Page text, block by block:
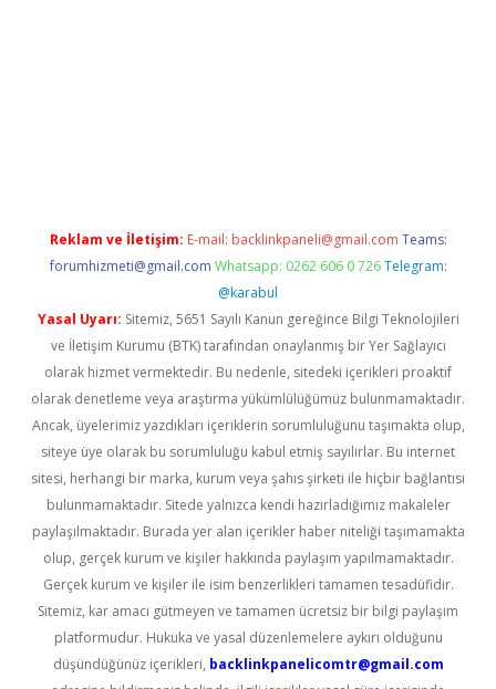
Reklam ve İletişim: E-mail: backlinkpaneli@gmail.com Teams:
forumhizmeti@gmail.com Whatsapp: 0262 606 0 726 Telegram:
@karabul
Yasal Uyarı: Sitemiz, 5651 Sayılı Kanun gereğince Bilgi Teknolojileri
ve İletişim Kurumu (BTK) tarafından onaylanmış bir Yer Sağlayıcı
olarak hizmet vermektedir. Bu nedenle, sitedeki içerikleri proaktif
olarak denetleme veya araştırma yükümlülüğümüz bulunmamaktadır.
Ancak, üyelerimiz yazdıkları içeriklerin sorumluluğunu taşımakta olup,
siteye üye olarak bu sorumluluğu kabul etmiş sayılırlar. Bu internet
sitesi, herhangi bir marka, kurum veya şahıs şirketi ile hiçbir bağlantısı
bulunmamaktadır. Sitede yalnızca kendi hazırladığımız makaleler
paylaşılmaktadır. Burada yer alan içerikler haber niteliği taşımamakta
olup, gerçek kurum ve kişiler hakkında paylaşım yapılmamaktadır.
Gerçek kurum ve kişiler ile isim benzerlikleri tamamen tesadüfidir.
Sitemiz, kar amacı gütmeyen ve tamamen ücretsiz bir bilgi paylaşım
platformudur. Hukuka ve yasal düzenlemelere aykırı olduğunu
düşündüğünüz içerikleri, backlinkpanelicomtr@gmail.com